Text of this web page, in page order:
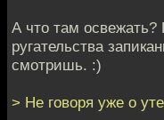
А что там
ругательства
смотришь. :)
> Не говоря уже о